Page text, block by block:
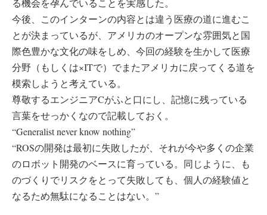
る機会を孕んでいることを実感した。
今後、このインターンの内容とは違う医療の道に進むこ
とが決まっているが、アメリカのオープンな雰囲気と国
際色豊かな文化の味をしめ、今回の経験を生かして医療
分野（もしくは×ITで）でまたアメリカに戻ってくる道を
模索しようと考えている。
尊敬するエンジニアCがふと口にし、記憶に残っている
言葉をせっかくなので記載しておく。
“Generalist never know nothing”
“ROSの開発は最初に失敗したが、それが今や多くの企業
のロボット開発のベースに育っている。同じように、も
のづくりでリスクをとって失敗しても、個人の経験値と
なるため無駄になることはない。”